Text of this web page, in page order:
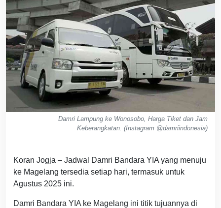
Damri Lampung ke Wonosobo, Harga Tiket dan Jam
Keberangkatan. (Instagram @damriindonesia)
Koran Jogja – Jadwal Damri Bandara YIA yang menuju
ke Magelang tersedia setiap hari, termasuk untuk
Agustus 2025 ini.
Damri Bandara YIA ke Magelang ini titik tujuannya di